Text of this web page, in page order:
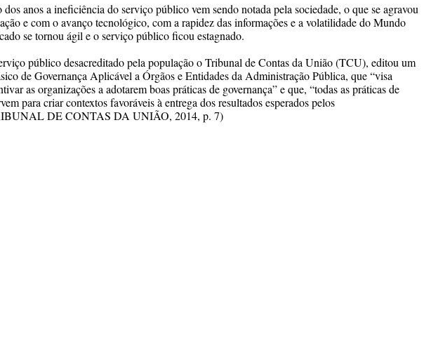
anos a ineficiência do serviço público vem sendo notada pela sociedade, o que se agravou
e com o avanço tecnológico, com a rapidez das informações e a volatilidade do Mundo
se tornou ágil e o serviço público ficou estagnado.
público desacreditado pela população o Tribunal de Contas da União (TCU), editou um
de Governança Aplicável a Órgãos e Entidades da Administração Pública, que “visa
as organizações a adotarem boas práticas de governança” e que, “todas as práticas de
para criar contextos favoráveis à entrega dos resultados esperados pelos
DE CONTAS DA UNIÃO, 2014, p. 7)